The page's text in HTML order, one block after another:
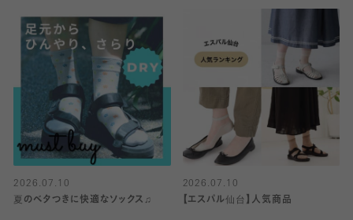
2026.07.10
夏のベタつきに快適なソックス♫
2026.07.10
【エスパル仙台】人気商品